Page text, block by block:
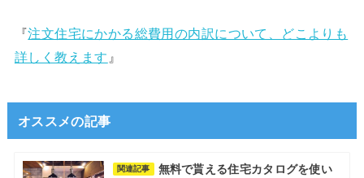
『注文住宅にかかる総費用の内訳について、どこよりも
詳しく教えます 』
オススメの記事
関連記事 無料で貰える住宅カタログを使い